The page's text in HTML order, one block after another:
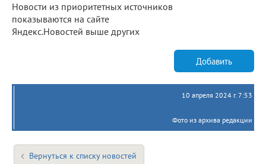
Новости из приоритетных источников
показываются на сайте
Яндекс.Новостей выше других
Добавить
10 апреля 2024 г. 7:53
Фото из архива редакции
Вернуться к списку новостей